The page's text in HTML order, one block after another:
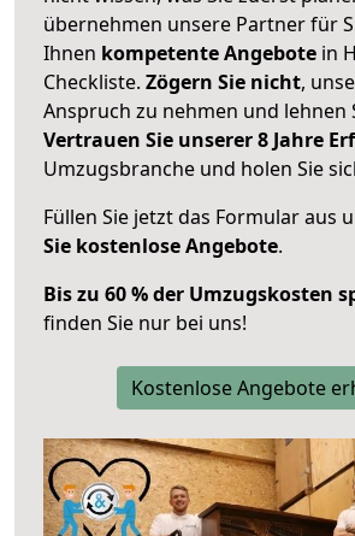
übernehmen unsere Partner für
Ihnen kompetente Angebote in
Checkliste. Zögern Sie nicht,
Anspruch zu nehmen und lehnen
Vertrauen Sie unserer 8 Jahre
Umzugsbranche und holen Sie
Füllen Sie jetzt das Formular aus
Sie kostenlose Angebote.
Bis zu 60 % der Umzugskosten
finden Sie nur bei uns!
Kostenlose Angebote